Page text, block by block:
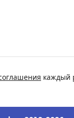
каждый